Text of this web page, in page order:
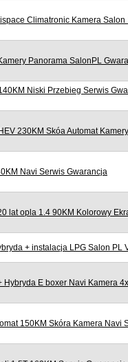
Climatronic Kamera Salon
Panorama SalonPL
Niski Przebieg Serwis
230KM Skóa Automat
Navi Serwis Gwarancja
lat opla 1.4 90KM Kolorowy
+ instalacja LPG Salon PL
Hybryda E boxer Navi Kamera
150KM Skóra Kamera Navi